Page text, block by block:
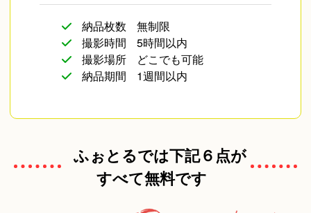
納品枚数
無制限
撮影時間
5時間以内
撮影場所
どこでも可能
納品期間
1週間以内
ふぉとるでは下記６点が
すべて無料です